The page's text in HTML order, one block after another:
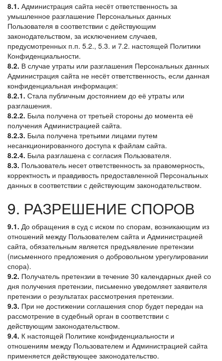
8.1. Администрация сайта несёт ответственность за
умышленное разглашение Персональных данных
Пользователя в соответствии с действующим
законодательством, за исключением случаев,
предусмотренных п.п. 5.2., 5.3. и 7.2. настоящей Политики
Конфиденциальности.
8.2. В случае утраты или разглашения Персональных данных
Администрация сайта не несёт ответственность, если данная
конфиденциальная информация:
8.2.1. Стала публичным достоянием до её утраты или
разглашения.
8.2.2. Была получена от третьей стороны до момента её
получения Администрацией сайта.
8.2.3. Была получена третьими лицами путем
несанкционированного доступа к файлам сайта.
8.2.4. Была разглашена с согласия Пользователя.
8.3. Пользователь несет ответственность за правомерность,
корректность и правдивость предоставленной Персональных
данных в соответствии с действующим законодательством.
9. РАЗРЕШЕНИЕ СПОРОВ
9.1. До обращения в суд с иском по спорам, возникающим из
отношений между Пользователем сайта и Администрацией
сайта, обязательным является предъявление претензии
(письменного предложения о добровольном урегулировании
спора).
9.2. Получатель претензии в течение 30 календарных дней со
дня получения претензии, письменно уведомляет заявителя
претензии о результатах рассмотрения претензии.
9.3. При не достижении соглашения спор будет передан на
рассмотрение в судебный орган в соответствии с
действующим законодательством.
9.4. К настоящей Политике конфиденциальности и
отношениям между Пользователем и Администрацией сайта
применяется действующее законодательство.